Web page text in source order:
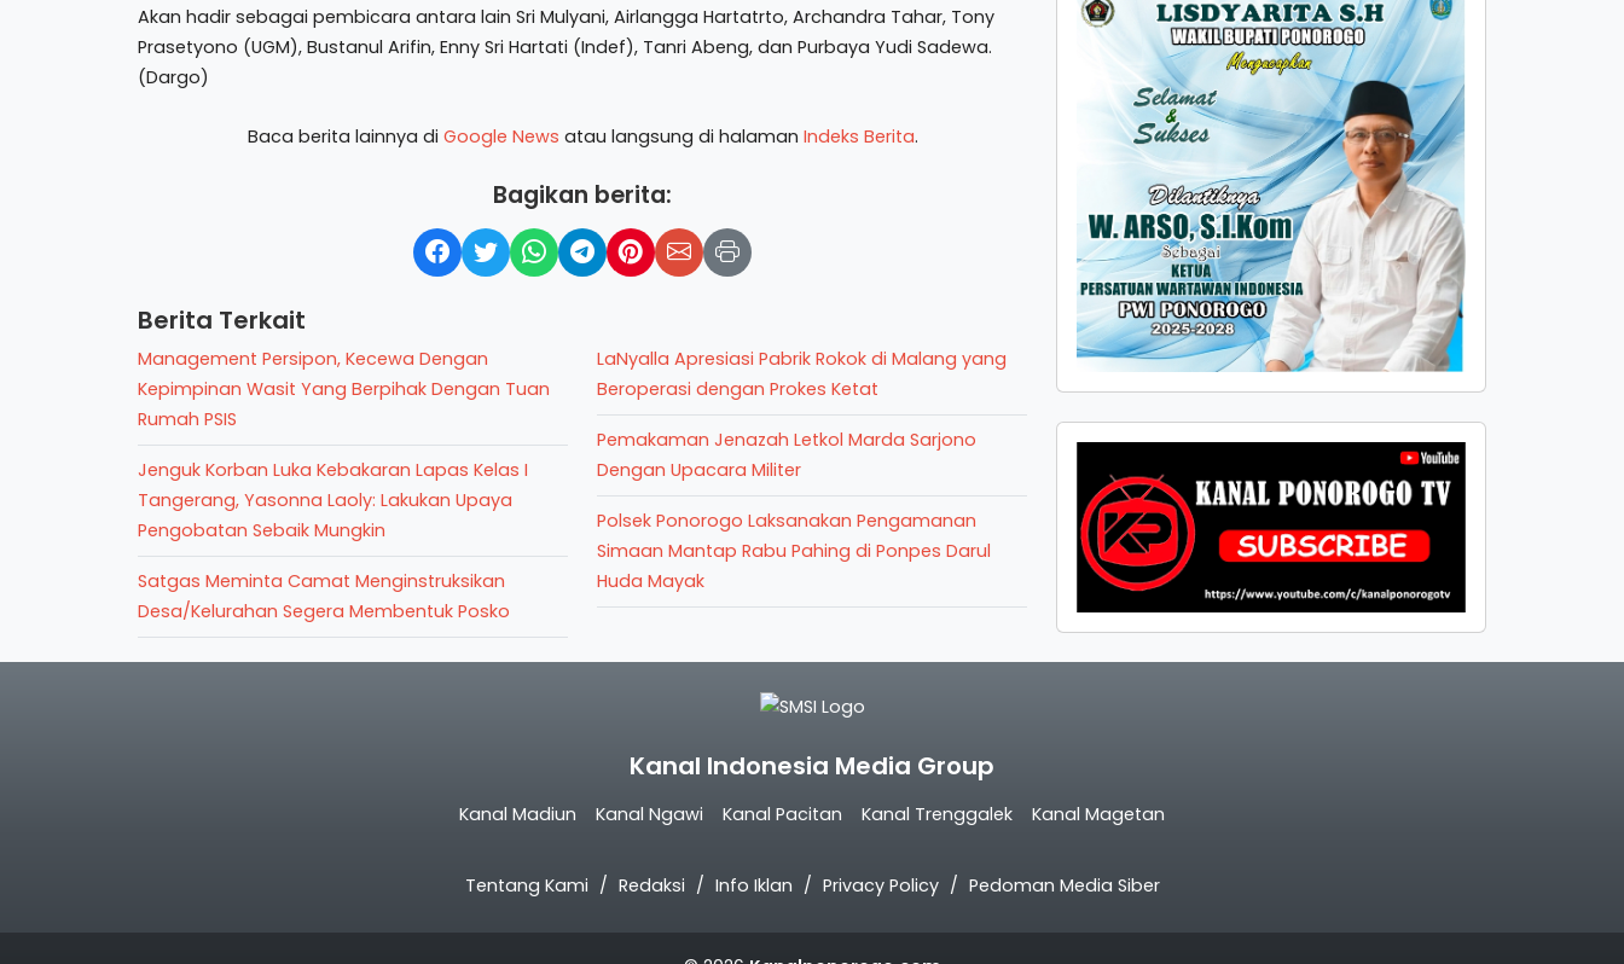
Akan hadir sebagai pembicara antara lain Sri Mulyani, Airlangga Hartatrto, Archandra Tahar, Tony
Prasetyono (UGM), Bustanul Arifin, Enny Sri Hartati (Indef), Tanri Abeng, dan Purbaya Yudi Sadewa.
(Dargo)
Baca berita lainnya di Google News atau langsung di halaman Indeks Berita.
Bagikan berita:
Berita Terkait
Management Persipon, Kecewa Dengan
Kepimpinan Wasit Yang Berpihak Dengan Tuan
Rumah PSIS
Jenguk Korban Luka Kebakaran Lapas Kelas I
Tangerang, Yasonna Laoly: Lakukan Upaya
Pengobatan Sebaik Mungkin
Satgas Meminta Camat Menginstruksikan
Desa/Kelurahan Segera Membentuk Posko
LaNyalla Apresiasi Pabrik Rokok di Malang yang
Beroperasi dengan Prokes Ketat
Pemakaman Jenazah Letkol Marda Sarjono
Dengan Upacara Militer
Polsek Ponorogo Laksanakan Pengamanan
Simaan Mantap Rabu Pahing di Ponpes Darul
Huda Mayak
Kanal Indonesia Media Group
Kanal Madiun Kanal Ngawi Kanal Pacitan Kanal Trenggalek Kanal Magetan
Tentang Kami Redaksi Info Iklan Privacy Policy Pedoman Media Siber